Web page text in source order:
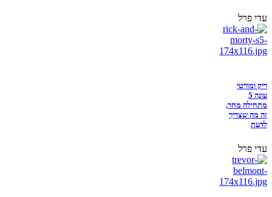
עדי פרל
ריק ומורטי
עונה 5
מתחילה מחר,
זה מה שצריך
לדעת
עדי פרל